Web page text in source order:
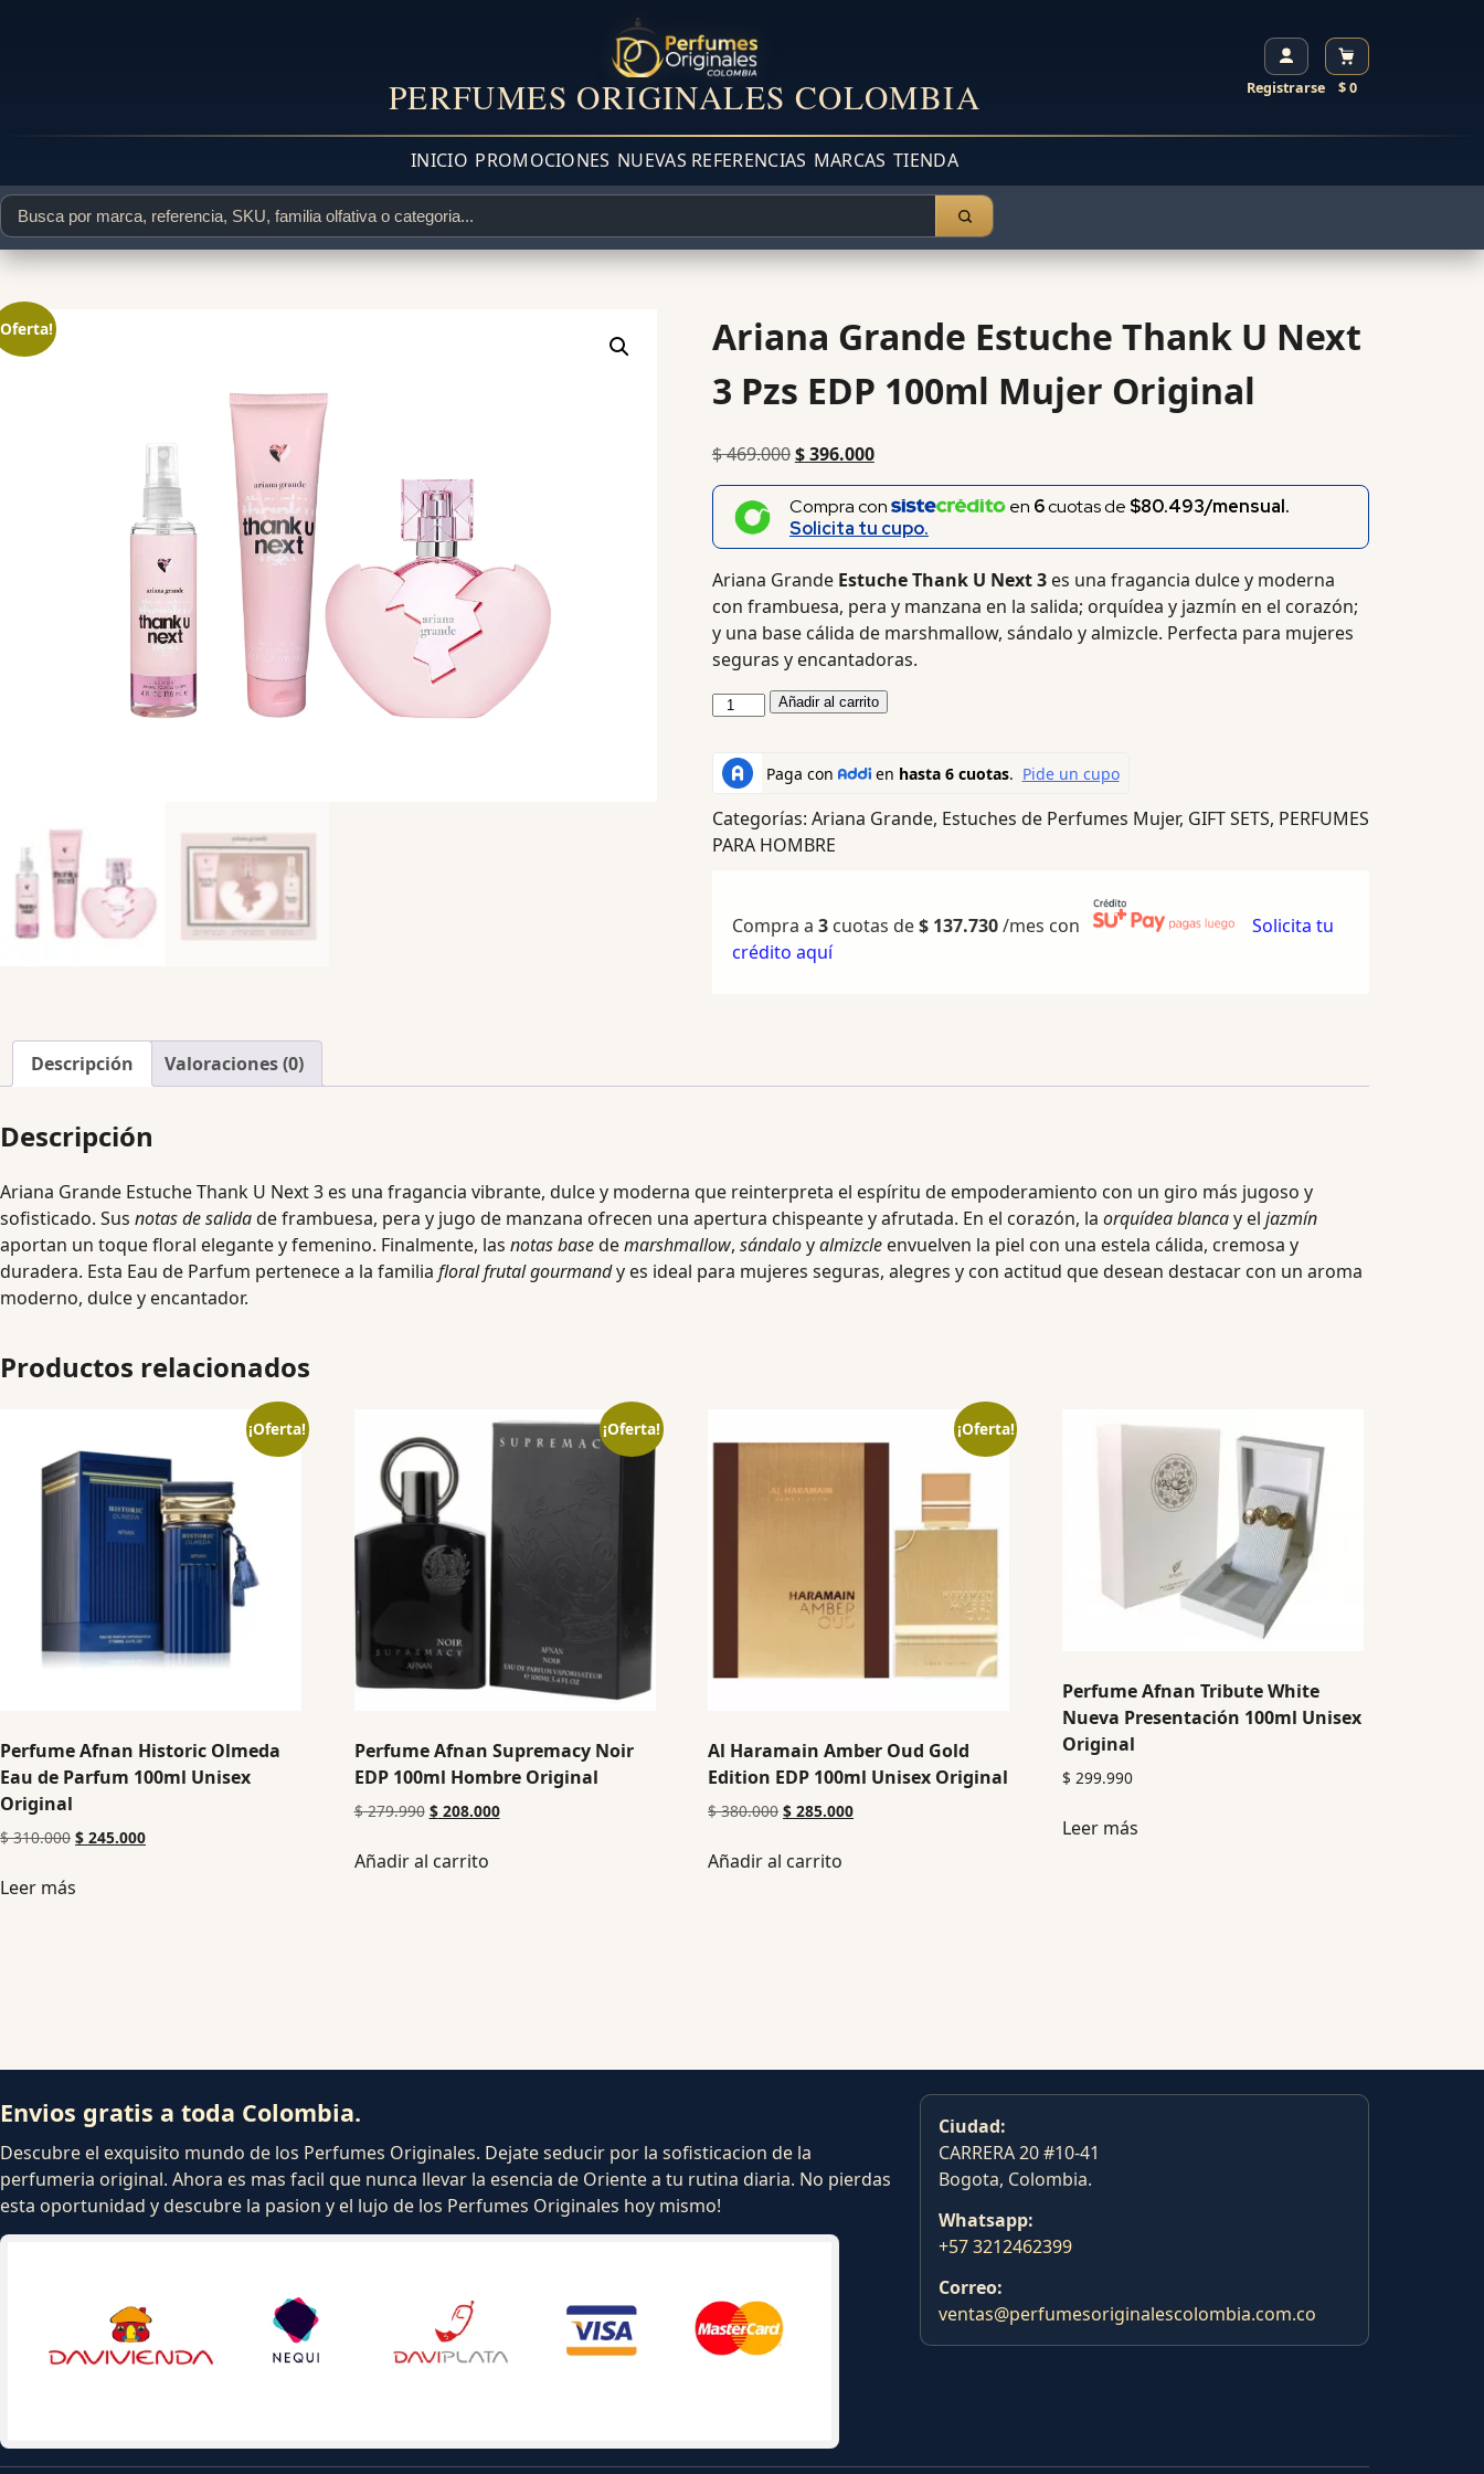
PERFUMES ORIGINALES COLOMBIA Registrarse $ 0
INICIO PROMOCIONES NUEVAS REFERENCIAS MARCAS TIENDA
Ariana Grande Estuche Thank U Next
3 Pzs EDP 100ml Mujer Original
$469.000$396.000
Compra con en 6cuotas de $80.493/mensual.
Solicita tu cupo.
Ariana GrandeEstuche Thank U Next 3es una fragancia dulce y moderna
con frambuesa, pera y manzana en la salida; orquídea y jazmín en el corazón;
y una base cálida de marshmallow, sándalo y almizcle. Perfecta para mujeres
seguras y encantadoras.
Añadir al carrito
Categorías: Ariana Grande, Estuches de Perfumes Mujer, GIFT SETS, PERFUMES
PARA HOMBRE
Compra a 3cuotas de$137.730/mes con
Solicita tu
crédito aquí
Descripción Valoraciones (0)
Descripción
Ariana Grande Estuche Thank U Next 3 es una fragancia vibrante, dulce y moderna que reinterpreta el espíritu de empoderamiento con un giro más jugoso y
sofisticado. Sus notas de salidade frambuesa, pera y jugo de manzana ofrecen una apertura chispeante y afrutada. En el corazón, la orquídea blancay el jazmín
aportan un toque floral elegante y femenino. Finalmente, las notas basedemarshmallow, sándaloyalmizcle envuelven la piel con una estela cálida, cremosa y
duradera. Esta Eau de Parfum pertenece a la familia floral frutal gourmandy es ideal para mujeres seguras, alegres y con actitud que desean destacar con un aroma
moderno, dulce y encantador.
Productos relacionados
¡Oferta!
Perfume Afnan Historic Olmeda
Eau de Parfum 100ml Unisex
Original
$310.000 $ 245.000
Leer más
¡Oferta!
Perfume Afnan Supremacy Noir
EDP 100ml Hombre Original
$279.990 $208.000
Añadir al carrito
¡Oferta!
Al Haramain Amber Oud Gold
Edition EDP 100ml Unisex Original
$380.000 $ 285.000
Añadir al carrito
Perfume Afnan Tribute White
Nueva Presentación 100ml Unisex
Original
$ 299.990
Leer más
Envios gratis a toda Colombia.
Descubre el exquisito mundo de los Perfumes Originales. Dejate seducir por la sofisticacion de la
perfumeria original. Ahora es mas facil que nunca llevar la esencia de Oriente a tu rutina diaria. No pierdas
esta oportunidad y descubre la pasion y el lujo de los Perfumes Originales hoy mismo!
Ciudad:
CARRERA 20 #10-41
Bogota, Colombia.
Whatsapp:
+57 3212462399
Correo:
ventas@perfumesoriginalescolombia.com.co